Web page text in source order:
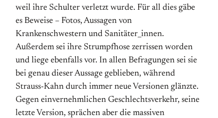
weil ihre Schulter verletzt wurde. Für all dies gäbe
es Beweise – Fotos, Aussagen von
Krankenschwestern und Sanitäter_innen.
Außerdem sei ihre Strumpfhose zerrissen worden
und liege ebenfalls vor. In allen Befragungen sei sie
bei genau dieser Aussage geblieben, während
Strauss-Kahn durch immer neue Versionen glänzte.
Gegen einvernehmlichen Geschlechtsverkehr, seine
letzte Version, sprächen aber die massiven